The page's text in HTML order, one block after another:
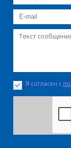
Я согласен с